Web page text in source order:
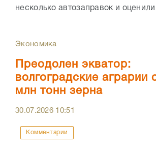
несколько автозаправок и
Экономика
Преодолен экватор:
волгоградские аграрии
млн тонн зерна
30.07.2026 10:51
Комментарии